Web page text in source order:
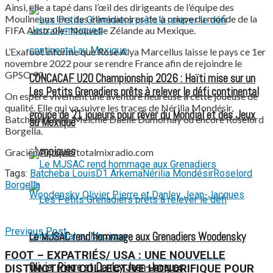
CONCACAF U20 Championship 2026 : Haïti mise sur un
groupe de 21 joueurs pour rêver du Mondial et des Jeux
olympiques
Les Petits Grenadiers prêts à relever le défi continental
au Mexique
Le MJSAC rend hommage aux Grenadiers Woodensky
Olivier Pierre et Danley Jean-Jacques
Ainsi, elle a tapé dans l’œil des dirigeants de l’équipe des
Moulineaux lors des éliminatoires de la coupe du monde de la
FIFA Australie- Nouvelle Zélande au Mexique.
L’Exafoot informe que Rose Alya Marcellus laisse le pays ce 1er
novembre 2022 pour se rendre France afin de rejoindre le
GPSO 92.
On espère vivement une aventure heureuse à cette joueuse de
qualité. Elle qui va suivre les traces de Nérilia Mondésir,
Batcheba Louis, Melchie Daelle Dumornay ou encore Roselord
Borgella.
Gracien Antoine/totalmixradio.com
Tags: Batcheba LouisD1 ArkemaNérilia MondésirRoselord
Borgella
Previous Post
FOOT – EXPATRIÉS/ USA : UNE NOUVELLE
DISTINCTION COLLECTIVE HONORIFIQUE POUR